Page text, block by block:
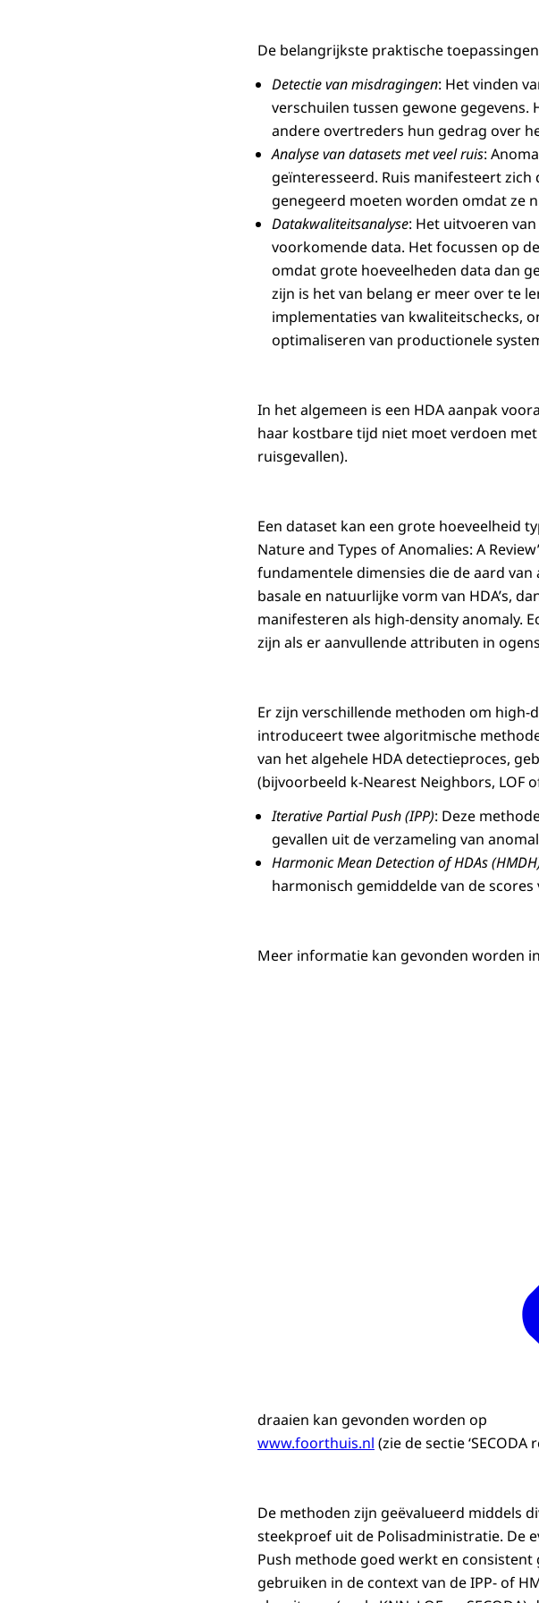
De belangrijkste praktische
Detectie van misdragingen: Het vinden
verschuilen tussen gewone gegevens.
andere overtreders hun gedrag over
Analyse van datasets met veel ruis:
geïnteresseerd. Ruis manifesteert
genegeerd moeten worden omdat ze
Datakwaliteitsanalyse: Het uitvoeren
voorkomende data. Het focussen op
omdat grote hoeveelheden data dan
zijn is het van belang er meer over te
implementaties van kwaliteitschecks,
optimaliseren van productionele
In het algemeen is een HDA aanpak
haar kostbare tijd niet moet verdoen met
ruisgevallen).
Een dataset kan een grote hoeveelheid
Nature and Types of Anomalies: A
fundamentele dimensies die de aard
basale en natuurlijke vorm van HDA’s,
manifesteren als high-density anomaly.
zijn als er aanvullende attributen in
Er zijn verschillende methoden om
introduceert twee algoritmische
van het algehele HDA detectieproces,
(bijvoorbeeld k-Nearest Neighbors, LOF
Iterative Partial Push (IPP): Deze
gevallen uit de verzameling van
Harmonic Mean Detection of HDAs
harmonisch gemiddelde van de
Meer informatie kan gevonden worden
draaien kan gevonden worden op
www.foorthuis.nl (zie de sectie ‘SECODA
De methoden zijn geëvalueerd middels
steekproef uit de Polisadministratie. De
Push methode goed werkt en
gebruiken in de context van de IPP- of